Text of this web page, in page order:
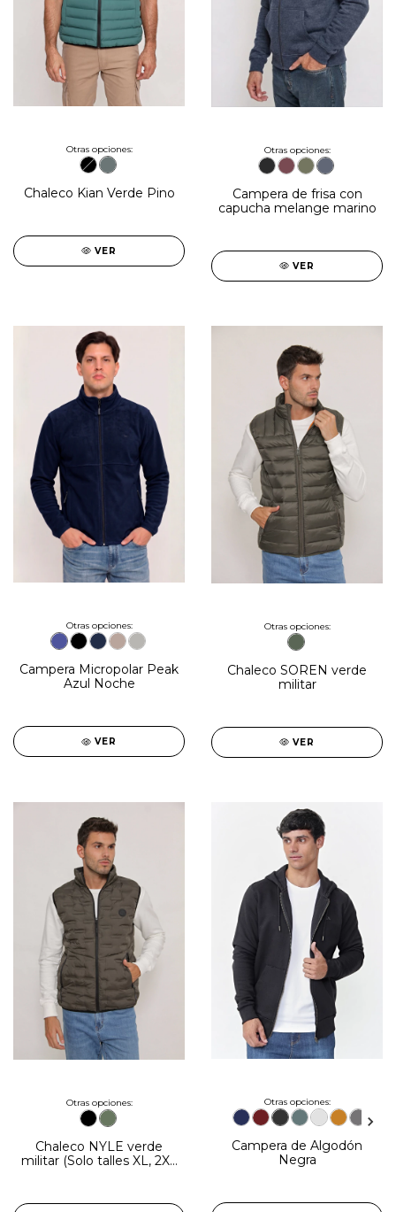
Otras opciones:
Chaleco Kian Verde Pino
VER
Otras opciones:
Campera de frisa con
capucha melange marino
VER
Otras opciones:
Campera Micropolar Peak
Azul Noche
VER
Otras opciones:
Chaleco SOREN verde
militar
VER
Otras opciones:
Chaleco NYLE verde
militar (Solo talles XL, 2XL
Otras opciones:
Campera de Algodón
Negra